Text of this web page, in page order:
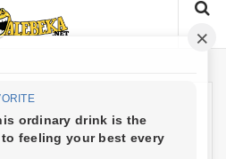
Chcą Iść Do Łóżka